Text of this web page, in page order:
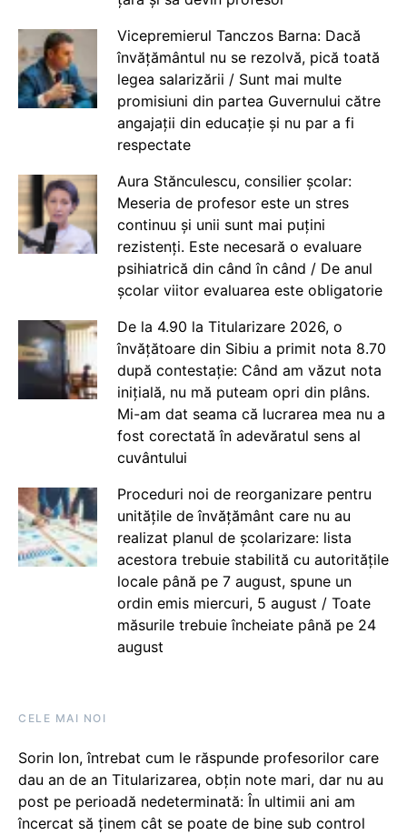
Vicepremierul Tanczos Barna: Dacă
învățământul nu se rezolvă, pică toată
legea salarizării / Sunt mai multe
promisiuni din partea Guvernului către
angajații din educație și nu par a fi
respectate
Aura Stănculescu, consilier școlar:
Meseria de profesor este un stres
continuu și unii sunt mai puțini
rezistenți. Este necesară o evaluare
psihiatrică din când în când / De anul
școlar viitor evaluarea este obligatorie
De la 4.90 la Titularizare 2026, o
învățătoare din Sibiu a primit nota 8.70
după contestație: Când am văzut nota
inițială, nu mă puteam opri din plâns.
Mi-am dat seama că lucrarea mea nu a
fost corectată în adevăratul sens al
cuvântului
Proceduri noi de reorganizare pentru
unitățile de învățământ care nu au
realizat planul de școlarizare: lista
acestora trebuie stabilită cu autoritățile
locale până pe 7 august, spune un
ordin emis miercuri, 5 august / Toate
măsurile trebuie încheiate până pe 24
august
CELE MAI NOI
Sorin Ion, întrebat cum le răspunde profesorilor care
dau an de an Titularizarea, obțin note mari, dar nu au
post pe perioadă nedeterminată: În ultimii ani am
încercat să ținem cât se poate de bine sub control